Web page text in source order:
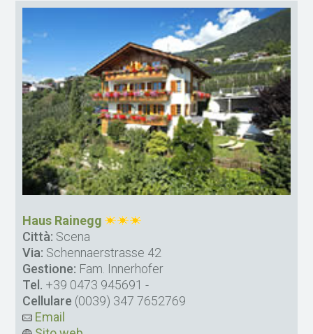
Haus Rainegg
Città: Scena
Via: Schennaerstrasse 42
Gestione: Fam. Innerhofer
Tel. +39 0473 945691 -
Cellulare (0039) 347 7652769
Email